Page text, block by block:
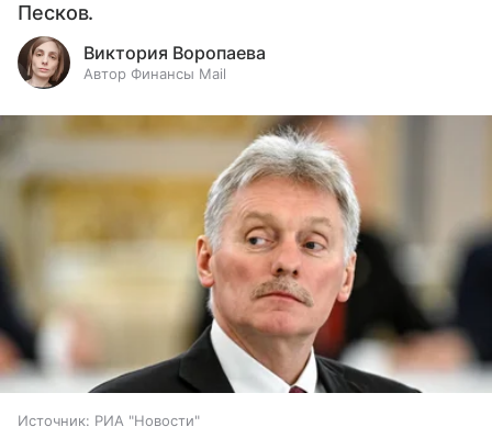
Песков.
Виктория Воропаева
Автор Финансы Mail
Источник: РИА "Новости"